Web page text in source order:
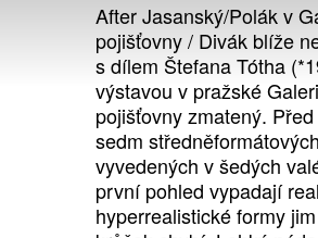
After Jasanský/Polák v
pojišťovny / Divák blíže
s dílem Štefana Tótha
výstavou v pražské
pojišťovny zmatený.
sedm
vyvedených v šedých
první pohled vypadají
hyperrealistické formy